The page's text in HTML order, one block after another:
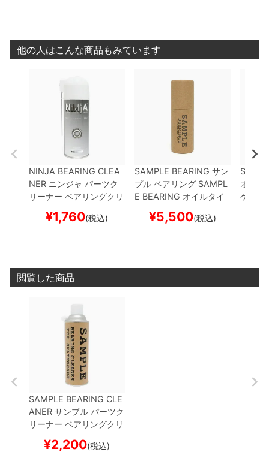
他の人はこんな商品もみています
NINJA BEARING CLEA
NER ニンジャ パーツク
リーナー ベアリングクリ
NER 2 スケートボード
¥1,760(税込)
SAMPLE BEARING サン
プル ベアリング SAMPL
E BEARING オイルタイ
ボー¥5,500(税込)
オイル
ケート
閲覧した商品
SAMPLE BEARING CLE
ANER サンプル パーツク
リーナー ベアリングクリ
NERスケートボード ス
¥2,200(税込)